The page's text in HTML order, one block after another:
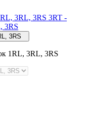
3RT ‑
3RS
3RS
1RL, 3RL, 3RS